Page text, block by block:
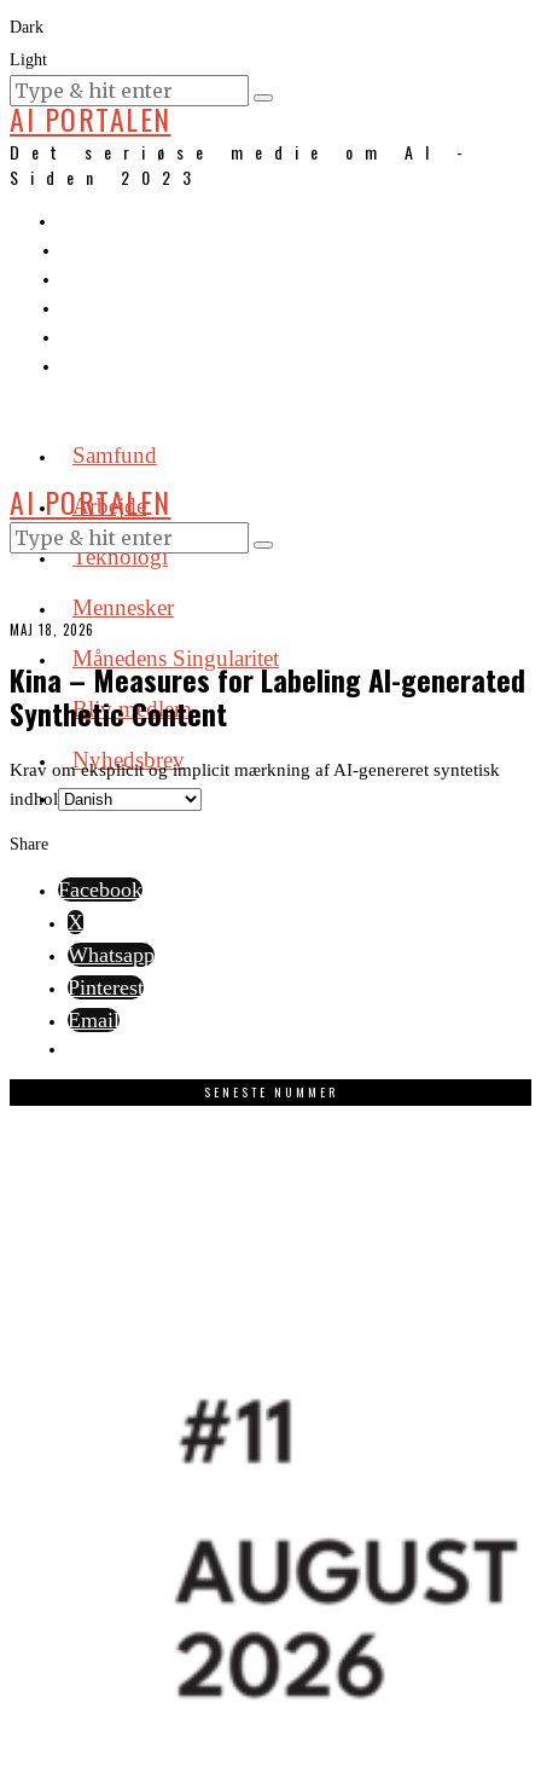
Dark
Light
KURSER
AI PORTALEN
Det seriøse medie om AI -
Siden 2023
Samfund
Arbejde
Teknologi
Mennesker
Månedens Singularitet
Bliv medlem
Nyhedsbrev
AI PORTALEN
MAJ 18, 2026
Kina – Measures for Labeling AI-generated
Synthetic Content
Krav om eksplicit og implicit mærkning af AI-genereret syntetisk
indhold.
Share
Facebook
X
Whatsapp
Pinterest
Email
SENESTE NUMMER